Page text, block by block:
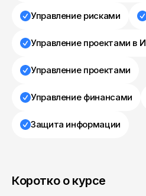
Управление рисками
Управление проектами в
Управление проектами
Управление финансами
Защита информации
Коротко о курсе